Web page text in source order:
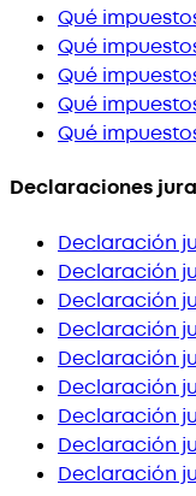
Qué
Qué
Qué
Qué
Qué
Declaraciones
Declaración
Declaración
Declaración
Declaración
Declaración
Declaración
Declaración
Declaración
Declaración